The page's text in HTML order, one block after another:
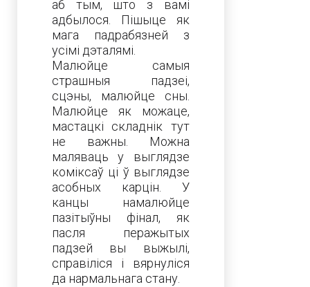
аб тым, што з вамі
адбылося. Пішыце як
мага падрабязней з
усімі дэталямі.
Малюйце самыя
страшныя падзеі,
сцэны, малюйце сны.
Малюйце як можаце,
мастацкі складнік тут
не важны. Можна
маляваць у выглядзе
коміксаў ці ў выглядзе
асобных карцін. У
канцы намалюйце
пазітыўны фінал, як
пасля перажытых
падзей вы выжылі,
справіліся і вярнуліся
да нармальнага стану.